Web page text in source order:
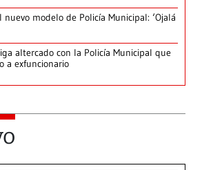
modelo de Policía Municipal: ‘Ojalá
altercado con la Policía Municipal que
a exfuncionario